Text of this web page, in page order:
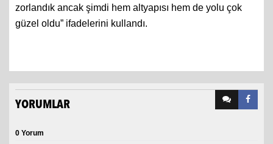
zorlandık ancak şimdi hem altyapısı hem de yolu çok
güzel oldu” ifadelerini kullandı.
YORUMLAR
0 Yorum